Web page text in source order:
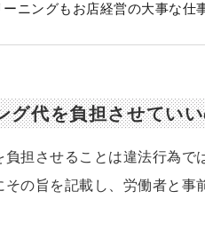
ニングもお店経営の大事な仕
グ代を負担させてい
担させることは違法行為で
の旨を記載し、労働者と事